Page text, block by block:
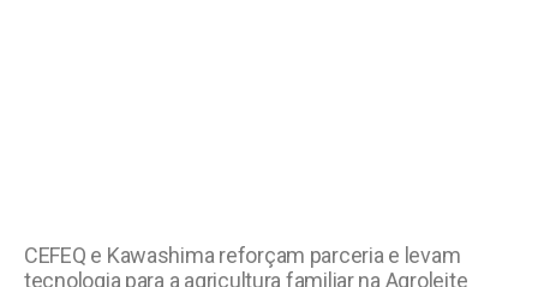
CEFEQ e Kawashima reforçam parceria e levam
tecnologia para a agricultura familiar na Agroleite